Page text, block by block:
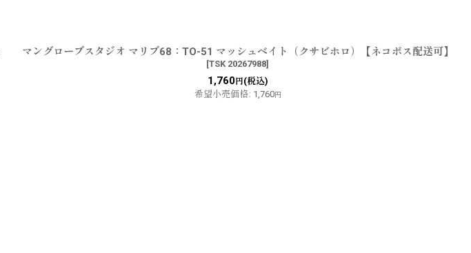
マングローブスタジオ マリブ68：TO-51 マッシュベイト（クサビホロ）【ネコポス配送可】
[TSK 20267988]
1,760円(税込)
希望小売価格: 1,760円